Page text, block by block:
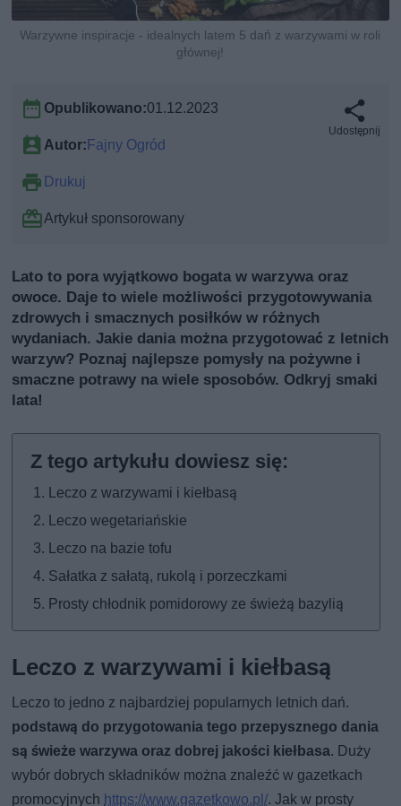
Warzywne inspiracje - idealnych latem 5 dań z warzywami w roli
głównej!
Opublikowano:01.12.2023
Autor:Fajny Ogród
Drukuj
Artykuł sponsorowany
Udostępnij
Lato to pora wyjątkowo bogata w warzywa oraz
owoce. Daje to wiele możliwości przygotowywania
zdrowych i smacznych posiłków w różnych
wydaniach. Jakie dania można przygotować z letnich
warzyw? Poznaj najlepsze pomysły na pożywne i
smaczne potrawy na wiele sposobów. Odkryj smaki
lata!
Leczo z warzywami i kiełbasą
Leczo wegetariańskie
Leczo na bazie tofu
Sałatka z sałatą, rukolą i porzeczkami
Prosty chłodnik pomidorowy ze świeżą bazylią
Leczo z warzywami i kiełbasą
Leczo to jedno z najbardziej popularnych letnich dań.
podstawą do przygotowania tego przepysznego dania
są świeże warzywa oraz dobrej jakości kiełbasa. Duży
wybór dobrych składników można znaleźć w gazetkach
promocyjnych https://www.gazetkowo.pl/. Jak w prosty